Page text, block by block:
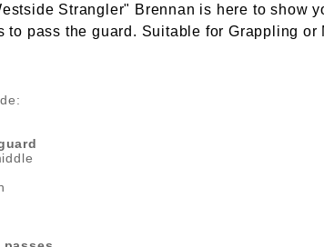
Strangler" Brennan is here to show
to pass the guard. Suitable for Grappling or